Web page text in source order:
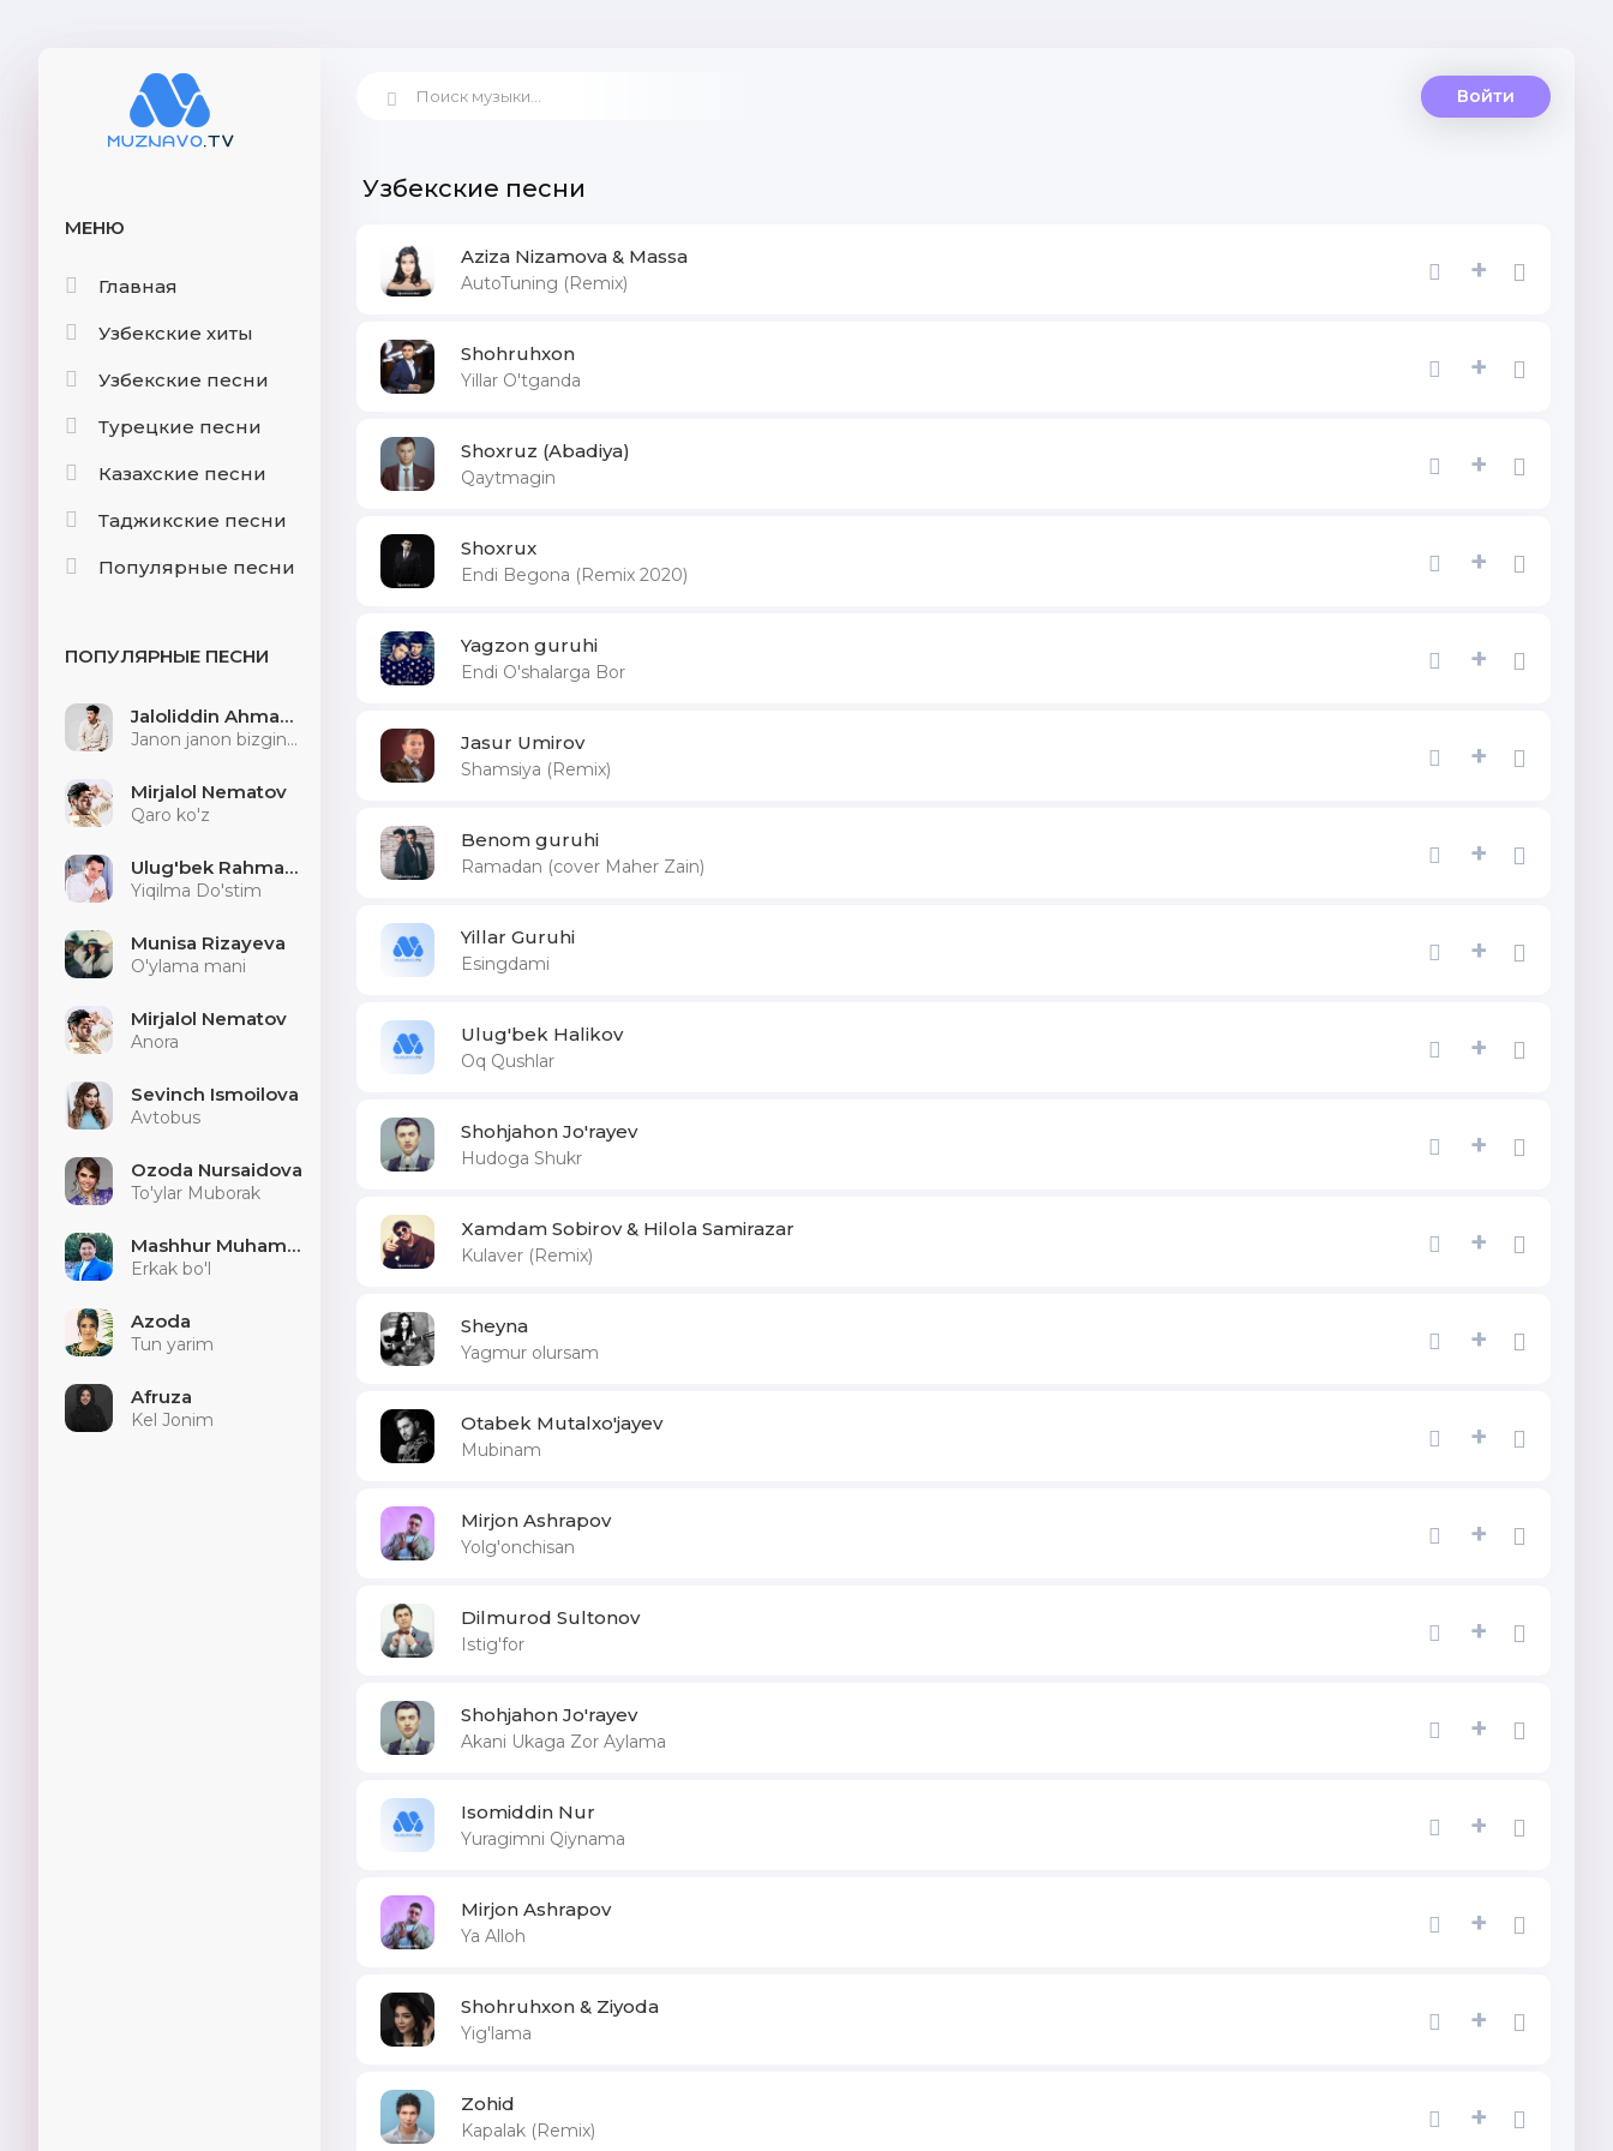
МЕНЮ
Главная
Узбекские хиты
Узбекские песни
Турецкие песни
Казахские песни
Таджикские песни
Популярные песни
ПОПУЛЯРНЫЕ ПЕСНИ
Jaloliddin Ahmadaliyev
Janon janon bizginani sog'indilarmu
Mirjalol Nematov
Qaro ko'z
Ulug'bek Rahmatullayev
Yiqilma Do'stim
Munisa Rizayeva
O'ylama mani
Mirjalol Nematov
Anora
Sevinch Ismoilova
Avtobus
Ozoda Nursaidova
To'ylar Muborak
Mashhur Muhammad
Erkak bo'l
Azoda
Tun yarim
Afruza
Kel Jonim
Войти
Узбекские песни
Aziza Nizamova & Massa
AutoTuning (Remix) +
Shohruhxon
Yillar O'tganda +
Shoxruz (Abadiya)
Qaytmagin +
Shoxrux
Endi Begona (Remix 2020) +
Yagzon guruhi
Endi O'shalarga Bor +
Jasur Umirov
Shamsiya (Remix) +
Benom guruhi
Ramadan (cover Maher Zain) +
Yillar Guruhi
Esingdami +
Ulug'bek Halikov
Oq Qushlar +
Shohjahon Jo'rayev
Hudoga Shukr +
Xamdam Sobirov & Hilola Samirazar
Kulaver (Remix) +
Sheyna
Yagmur olursam +
Otabek Mutalxo'jayev
Mubinam +
Mirjon Ashrapov
Yolg'onchisan +
Dilmurod Sultonov
Istig'for +
Shohjahon Jo'rayev
Akani Ukaga Zor Aylama +
Isomiddin Nur
Yuragimni Qiynama +
Mirjon Ashrapov
Ya Alloh +
Shohruhxon & Ziyoda
Yig'lama +
Zohid
Kapalak (Remix) +